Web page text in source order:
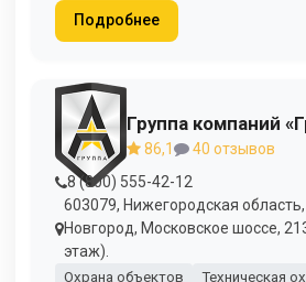
Подробнее
Группа компаний
86,1
40 отзывов
8 (800) 555-42-12
603079, Нижегородская
Новгород, Московское шоссе,
этаж).
Охрана объектов
Техническая